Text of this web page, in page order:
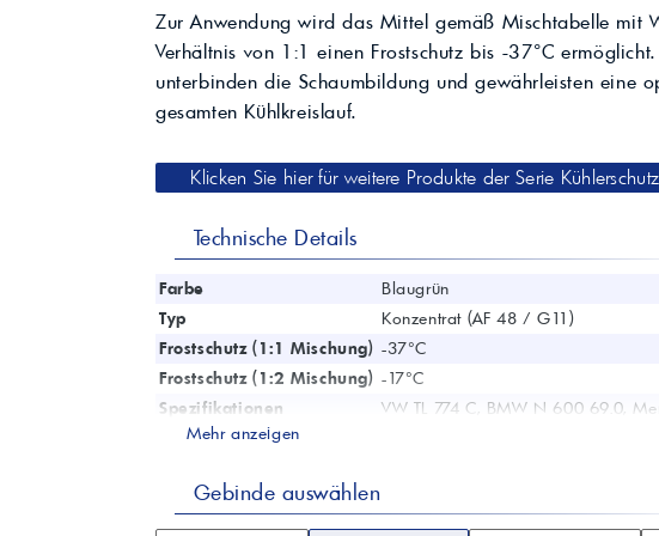
Lebensmittelverträgliche
Prozessöle
Industriepigmente für
Farben & Beschichtungen
Farbmittel für Wasch- &
Reinigungsmittelindustrie
Pigmentlösungen für Bauchemie &
Produkt anfragen Kontaktieren Sie uns!
Zur Anwendung wird das Mittel gemäß Mischtabelle mit
Verhältnis von 1:1 einen Frostschutz bis -37°C
unterbinden die Schaumbildung und gewährleisten eine
gesamten Kühlkreislauf.
Klicken Sie hier für weitere Produkte der Serie
Technische Details
Farbe
Blaugrün
Typ
Konzentrat (AF 48 / G11)
Frostschutz (1:1 Mischung) -37°C
Frostschutz (1:2 Mischung) -17°C
Spezifikationen
VW TL 774 C, BMW N 600 69.0,
Eigenschaften
Mehr anzeigen
Gebinde auswählen